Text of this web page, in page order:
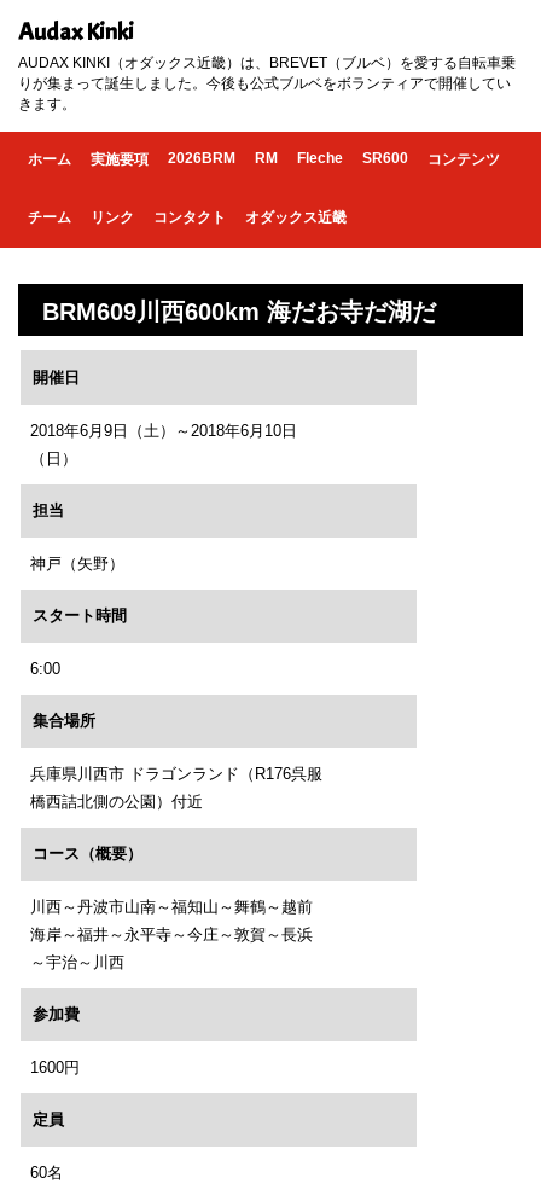
Audax Kinki
AUDAX KINKI（オダックス近畿）は、BREVET（ブルベ）を愛する自転車乗
りが集まって誕生しました。今後も公式ブルベをボランティアで開催してい
きます。
ホーム 実施要項 2026BRM RM Fleche SR600 コンテンツ
チーム リンク コンタクト オダックス近畿
BRM609川西600km 海だお寺だ湖だ
開催日
2018年6月9日（土）～2018年6月10日
（日）
担当
神戸（矢野）
スタート時間
6:00
集合場所
兵庫県川西市 ドラゴンランド（R176呉服
橋西詰北側の公園）付近
コース（概要）
川西～丹波市山南～福知山～舞鶴～越前
海岸～福井～永平寺～今庄～敦賀～長浜
～宇治～川西
参加費
1600円
定員
60名